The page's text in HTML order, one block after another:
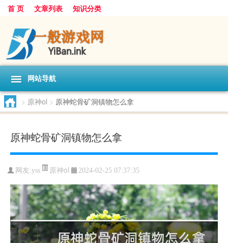
首 页 文章列表 知识分类
网站导航
> 原神ol > 原神蛇骨矿洞镇物怎么拿
原神蛇骨矿洞镇物怎么拿
网友:yss 原神ol 2024-02-25 07:37:35